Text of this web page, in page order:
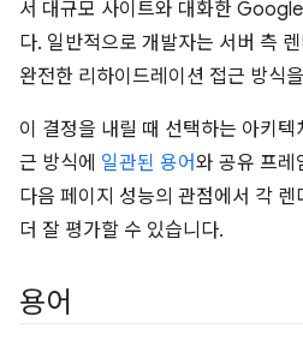
서 대규모 사이트와 대화한
다. 일반적으로 개발자는 서버 측
완전한 리하이드레이션 접근 방식
이 결정을 내릴 때 선택하는 아키
근 방식에 일관된 용어와 공유 프레
다음 페이지 성능의 관점에서 각
더 잘 평가할 수 있습니다.
용어